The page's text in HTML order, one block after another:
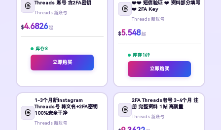
Threads 账号 含2FA密钥
Threads 新账号
$4.6826 起
库存 8
立即购买
❤️❤️ 短信验证 ❤️ 资料部分填写
❤️ 2FA Key
Threads 新账号
$5.548 起
库存 169
立即购买
1-3个月新Instagram
Threads号 韩文名+2FA密钥
100%安全干净
Threads 新账号
2FA Threads老号 3-4个月 注
册 完整资料 1帖 高质量
Threads 新账号